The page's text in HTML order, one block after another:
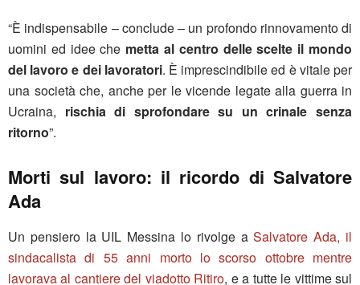
“È indispensabile – conclude – un profondo rinnovamento di
uomini ed idee che metta al centro delle scelte il mondo
del lavoro e dei lavoratori. È imprescindibile ed è vitale per
una società che, anche per le vicende legate alla guerra in
Ucraina, rischia di sprofondare su un crinale senza
ritorno”.
Morti sul lavoro: il ricordo di Salvatore
Ada
Un pensiero la UIL Messina lo rivolge aSalvatore Ada, il
sindacalista di 55 anni morto lo scorso ottobre mentre
lavorava al cantiere del viadotto Ritiro, e a tutte le vittime sul